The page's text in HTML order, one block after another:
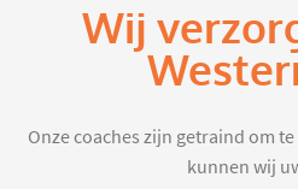
Wij
Onze coaches zijn getraind om
kunnen wij